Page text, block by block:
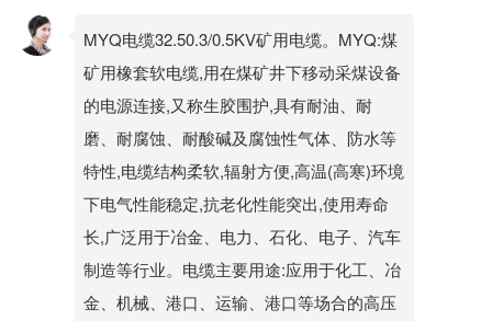
MYQ电缆32.50.3/0.5KV矿用电缆。MYQ:煤
矿用橡套软电缆,用在煤矿井下移动采煤设备
的电源连接,又称生胶围护,具有耐油、耐
磨、耐腐蚀、耐酸碱及腐蚀性气体、防水等
特性,电缆结构柔软,辐射方便,高温(高寒)环境
下电气性能稳定,抗老化性能突出,使用寿命
长,广泛用于冶金、电力、石化、电子、汽车
制造等行业。电缆主要用途:应用于化工、冶
金、机械、港口、运输、港口等场合的高压